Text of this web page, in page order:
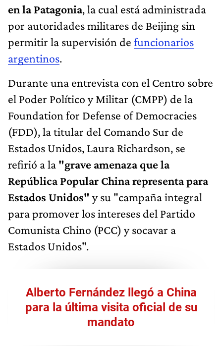
en la Patagonia, la cual está administrada
por autoridades militares de Beijing sin
permitir la supervisión de funcionarios
argentinos.
Durante una entrevista con el Centro sobre
el Poder Político y Militar (CMPP) de la
Foundation for Defense of Democracies
(FDD), la titular del Comando Sur de
Estados Unidos, Laura Richardson, se
refirió a la "grave amenaza que la
República Popular China representa para
Estados Unidos" y su "campaña integral
para promover los intereses del Partido
Comunista Chino (PCC) y socavar a
Estados Unidos".
Alberto Fernández llegó a China
para la última visita oficial de su
mandato